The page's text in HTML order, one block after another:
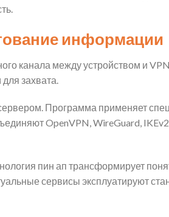
информации
канала между устройством и
захвата.
Программа применяет
OpenVPN, WireGuard,
пин ап трансформирует
сервисы эксплуатируют